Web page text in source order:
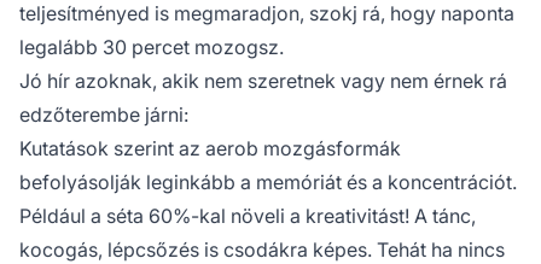
teljesítményed is megmaradjon, szokj rá, hogy naponta
legalább 30 percet mozogsz.
Jó hír azoknak, akik nem szeretnek vagy nem érnek rá
edzőterembe járni:
Kutatások szerint az aerob mozgásformák
befolyásolják leginkább a memóriát és a koncentrációt.
Például a séta 60%-kal növeli a kreativitást! A tánc,
kocogás, lépcsőzés is csodákra képes. Tehát ha nincs